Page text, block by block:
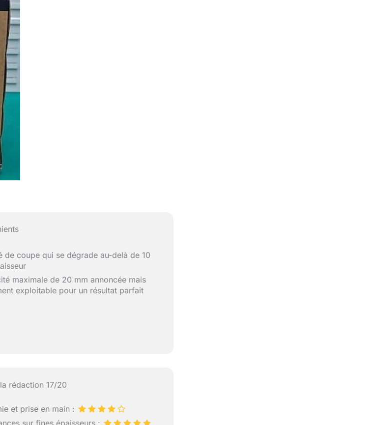
de coupe qui se dégrade au-delà de 10
maximale de 20 mm annoncée mais
exploitable pour un résultat parfait
rédaction 17/20
et prise en main :
sur fines épaisseurs :